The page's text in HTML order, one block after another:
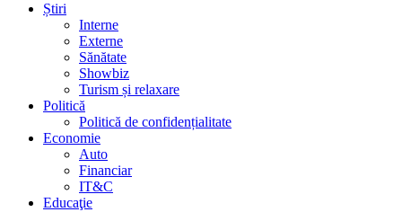
Știri
Interne
Externe
Sănătate
Showbiz
Turism și relaxare
Politică
Politică de confidențialitate
Economie
Auto
Financiar
IT&C
Educaţie